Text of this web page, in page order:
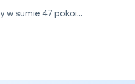
w sumie 47 pokoi...